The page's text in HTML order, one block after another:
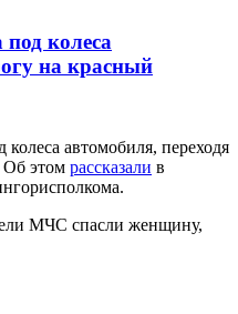
колеса
на красный
автомобиля, переходя
Об этом рассказали в